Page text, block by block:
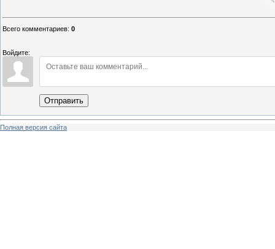
Всего комментариев: 0
Войдите:
Отправить
Полная версия сайта